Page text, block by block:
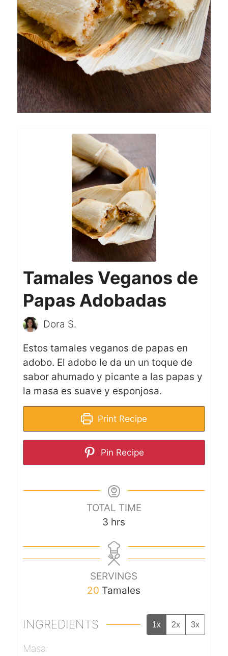
Tamales Veganos de
Papas Adobadas
Dora S.
Estos tamales veganos de papas en
adobo. El adobo le da un un toque de
sabor ahumado y picante a las papas y
la masa es suave y esponjosa.
Print Recipe
Pin Recipe
TOTAL TIME
3 hrs
SERVINGS
20 Tamales
INGREDIENTS 1x 2x 3x
Masa: